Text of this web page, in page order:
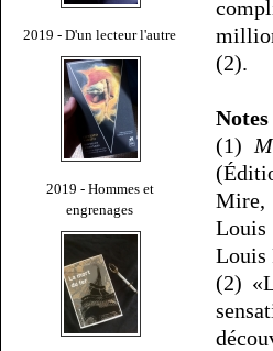
2019 - D'un lecteur l'autre
2019 - Hommes et
engrenages
(2).
Notes
(1)
Mire,
Louis
(2)